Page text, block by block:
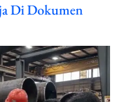
Di Dokumen